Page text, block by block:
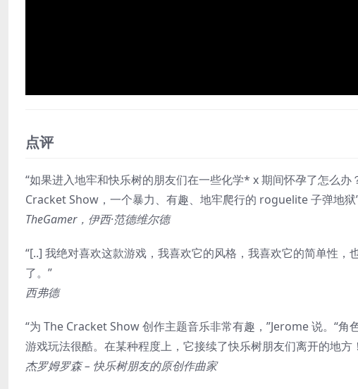
点评
“如果进入地牢和快乐树的朋友们在一些化学* x 期间怀孕了怎么
Cracket Show，一个暴力、有趣、地牢爬行的 roguelite 子弹地狱
TheGamer，伊西·范德维尔德
“[..] 我绝对喜欢这款游戏，我喜欢它的风格，我喜欢它的简单性
了。”
西弗德
“为 The Cracket Show 创作主题音乐非常有趣，”Jerome 说。“
游戏玩法很酷。在某种程度上，它接续了快乐树朋友们离开的地方
杰罗姆罗森 – 快乐树朋友的原创作曲家